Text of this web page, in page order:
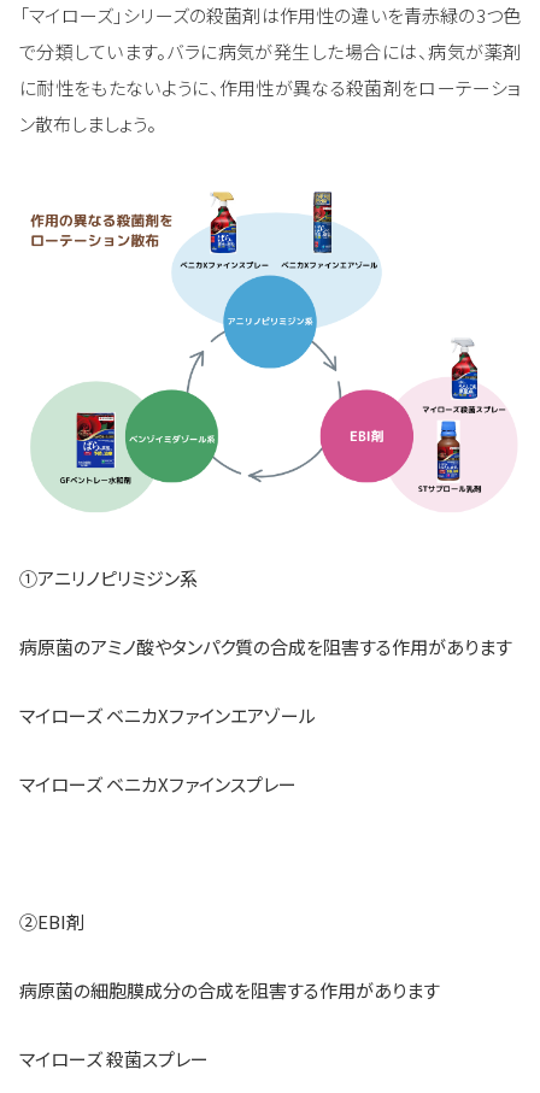
「マイローズ」シリーズの殺菌剤は作用性の違いを青赤緑の3つ色
で分類しています。バラに病気が発生した場合には、病気が薬剤
に耐性をもたないように、作用性が異なる殺菌剤をローテーショ
ン散布しましょう。
①アニリノピリミジン系
病原菌のアミノ酸やタンパク質の合成を阻害する作用があります
マイローズ ベニカXファインエアゾール
マイローズ ベニカXファインスプレー
②EBI剤
病原菌の細胞膜成分の合成を阻害する作用があります
マイローズ 殺菌スプレー